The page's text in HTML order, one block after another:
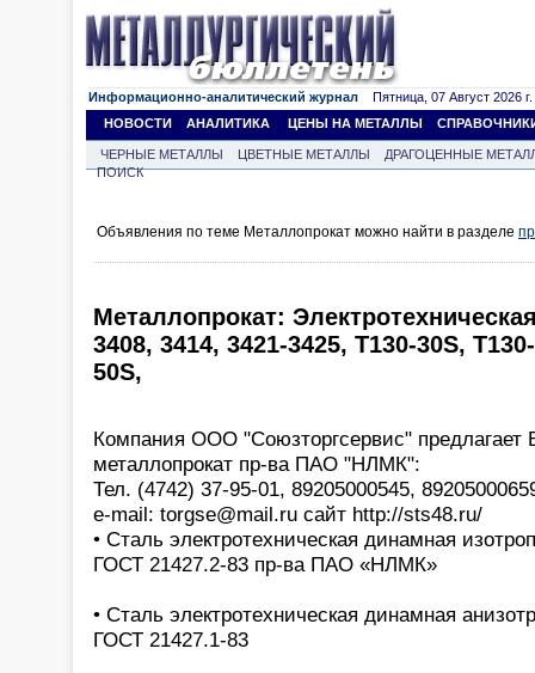
Информационно-аналитический журнал Пятница, 07 Август 2026 г.
НОВОСТИ
АНАЛИТИКА ЦЕНЫ НА МЕТАЛЛЫ
ЧЕРНЫЕ МЕТАЛЛЫ ЦВЕТНЫЕ МЕТАЛЛЫ
ДРАГОЦЕННЫЕ
ПОИСК
Объявления по теме Металлопрокат можно найти в разделе
Металлопрокат:
3408, 3414, 3421-3425, T130-30S,
50S,
Компания ООО "Союзторгсервис"
металлопрокат пр-ва ПАО "НЛМК":
Тел. (4742) 37-95-01, 89205000545,
e-mail: torgse@mail.ru сайт http://sts48.ru/
• Сталь электротехническая динамная
ГОСТ 21427.2-83 пр-ва ПАО «НЛМК»
• Сталь электротехническая динамная
ГОСТ 21427.1-83